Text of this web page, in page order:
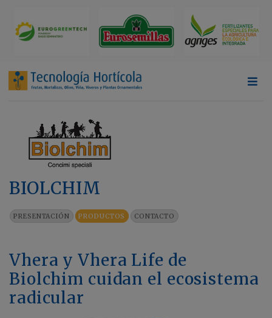
BIOLCHIM
PRESENTACIÓN PRODUCTOS CONTACTO
Vhera y Vhera Life de
Biolchim cuidan el ecosistema
radicular